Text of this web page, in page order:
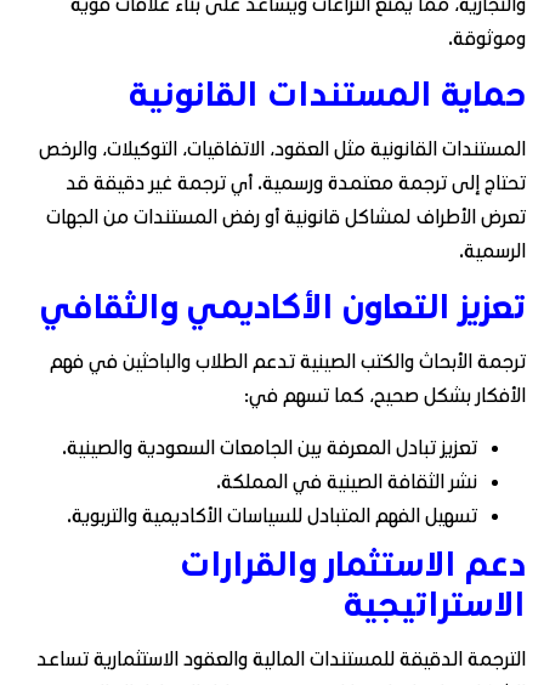
وموثوقة.
حماية المستندات القانونية
المستندات القانونية مثل العقود، الاتفاقيات، التوكيلات، والرخص
تحتاج إلى ترجمة معتمدة ورسمية. أي ترجمة غير دقيقة قد
تعرض الأطراف لمشاكل قانونية أو رفض المستندات من الجهات
الرسمية.
تعزيز التعاون الأكاديمي والثقافي
ترجمة الأبحاث والكتب الصينية تدعم الطلاب والباحثين في فهم
الأفكار بشكل صحيح، كما تسهم في:
تعزيز تبادل المعرفة بين الجامعات السعودية والصينية.
نشر الثقافة الصينية في المملكة.
تسهيل الفهم المتبادل للسياسات الأكاديمية والتربوية.
دعم الاستثمار والقرارات
الاستراتيجية
الترجمة الدقيقة للمستندات المالية والعقود الاستثمارية تساعد